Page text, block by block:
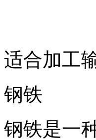
适合加工
钢铁
钢铁是一